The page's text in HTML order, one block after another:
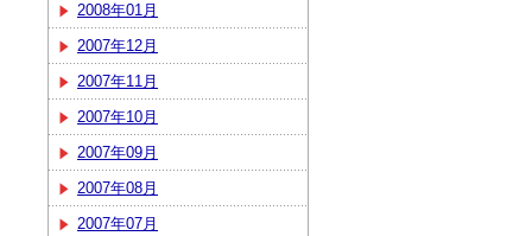
2008年01月
2007年12月
2007年11月
2007年10月
2007年09月
2007年08月
2007年07月